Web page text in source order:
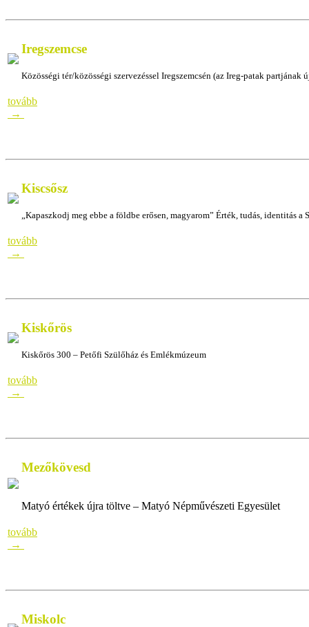
Iregszemcse
Közösségi tér/közösségi szervezéssel Iregszemcsén (az Ireg-patak partjának
tovább
→
Kiscsősz
„Kapaszkodj meg ebbe a földbe erősen, magyarom” Érték, tudás, identitás
tovább
→
Kiskőrös
Kiskőrös 300 – Petőfi Szülőház és Emlékmúzeum
tovább
→
Mezőkövesd
Matyó értékek újra töltve – Matyó Népművészeti Egyesület
tovább
→
Miskolc